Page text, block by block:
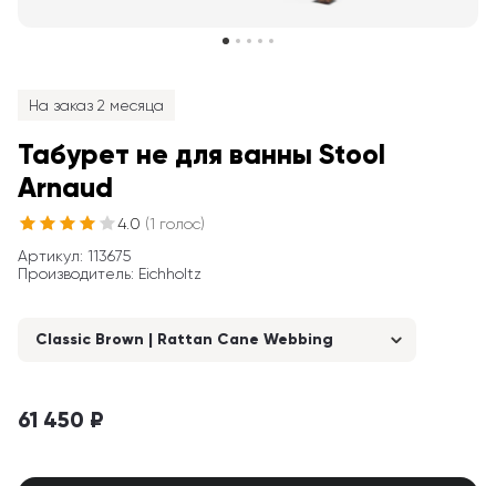
На заказ 2 месяца
Табурет не для ванны Stool
Arnaud
4.0 (1 голос)
Артикул: 113675
Производитель: Eichholtz
Classic Brown | Rattan Cane Webbing
61 450 ₽